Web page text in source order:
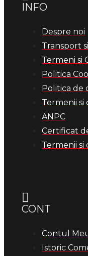
INFO
Despre noi
Transport
Termeni si
Politica
Politica de
Termenii
ANPC
Certificat
Termenii si
CONT
Contul
Istoric